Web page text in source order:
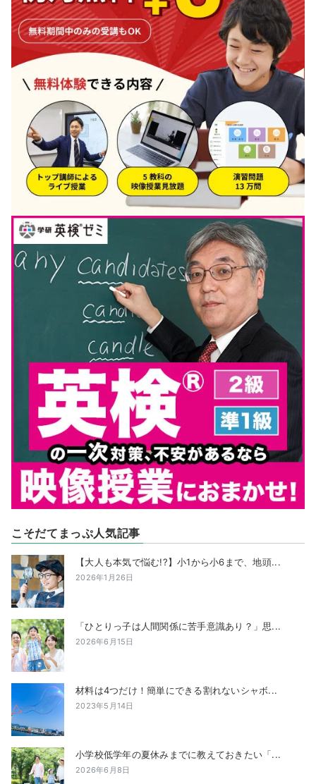
こそだてまっぷ人気記事
【大人も本気で悩む!?】小1から小6まで、地頭...
2026年1月26日
「ひとりっ子は人間関係に苦手意識あり？」思...
2026年6月15日
材料は4つだけ！簡単にできる割れないシャボ...
2023年5月14日
小学校低学年の夏休みまでに教えておきたい「...
2026年6月8日